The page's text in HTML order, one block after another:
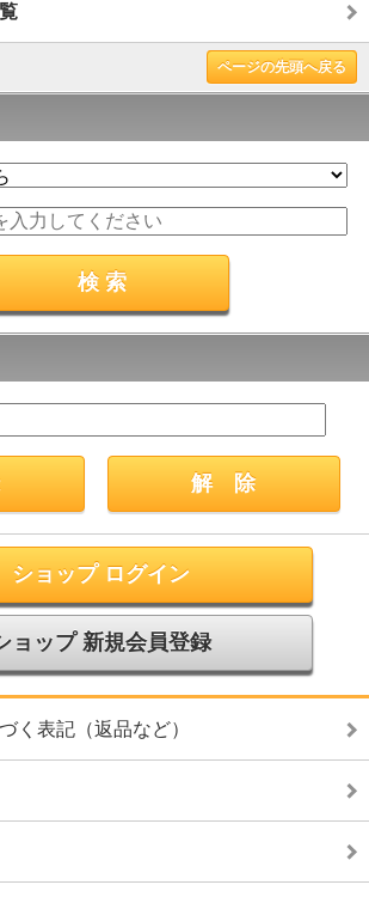
ページの先頭へ戻る
ショップ ログイン
ョップ 新規会員登録
く表記（返品など）